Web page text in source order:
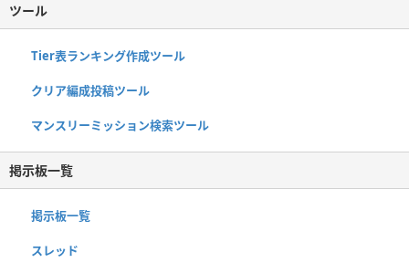
ツール
Tier表ランキング作成ツール
クリア編成投稿ツール
マンスリーミッション検索ツール
掲示板一覧
掲示板一覧
スレッド